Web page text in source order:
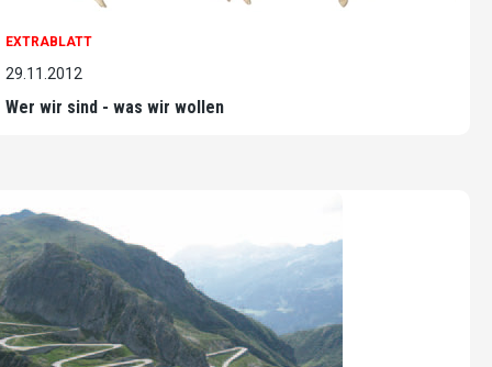
EXTRABLATT
29.11.2012
Wer wir sind - was wir wollen